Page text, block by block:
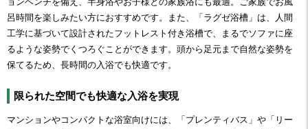
呂時間を楽しみたい方におすすめです。また、「ラグゼ浴槽」は、人間
工学に基づいて設計されたフットレスト付き浴槽で、まるでソファに座
るような姿勢でくつろぐことができます。頭から足元まで自然な姿勢を
保てるため、長時間の入浴でも快適です。
限られた空間でも快適な入浴を実現
マンションやコンパクトな浴室向けには、「プレンティバス」や「リー